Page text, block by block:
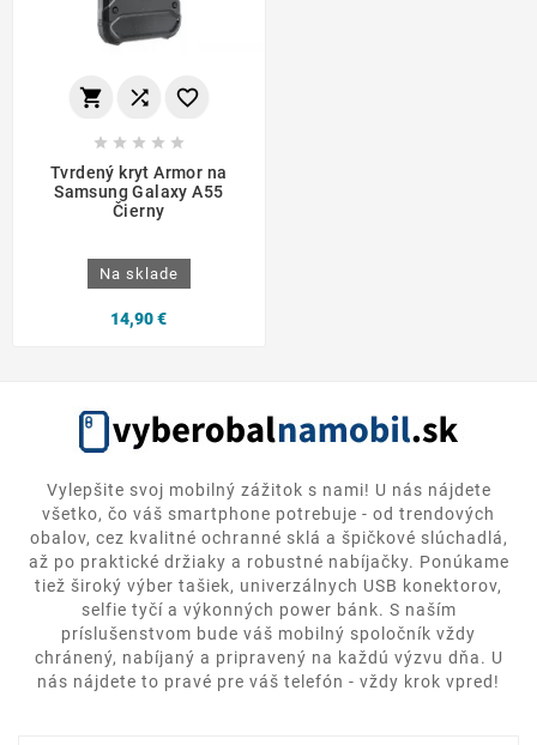
  
    
Tvrdený kryt Armor na
Samsung Galaxy A55
Čierny
Na sklade
14,90 €
Vylepšite svoj mobilný zážitok s nami! U nás nájdete
všetko, čo váš smartphone potrebuje - od trendových
obalov, cez kvalitné ochranné sklá a špičkové slúchadlá,
až po praktické držiaky a robustné nabíjačky. Ponúkame
tiež široký výber tašiek, univerzálnych USB konektorov,
selfie tyčí a výkonných power bánk. S naším
príslušenstvom bude váš mobilný spoločník vždy
chránený, nabíjaný a pripravený na každú výzvu dňa. U
nás nájdete to pravé pre váš telefón - vždy krok vpred!